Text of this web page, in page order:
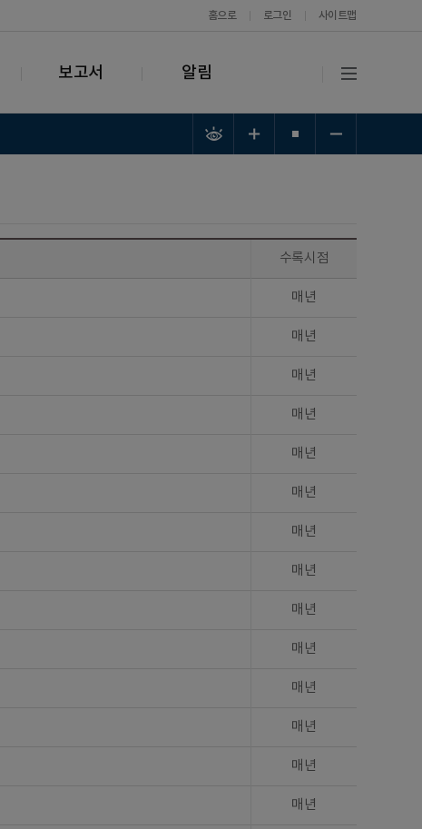
홈으로 로그인 사이트맵
보고서 알림
수록시점
매년
매년
매년
매년
매년
매년
매년
매년
매년
매년
매년
매년
매년
매년